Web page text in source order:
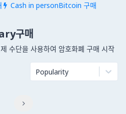
 Cash in personBitcoin 구매
구매
수단을 사용하여 암호화폐 구매 시작
Popularity
